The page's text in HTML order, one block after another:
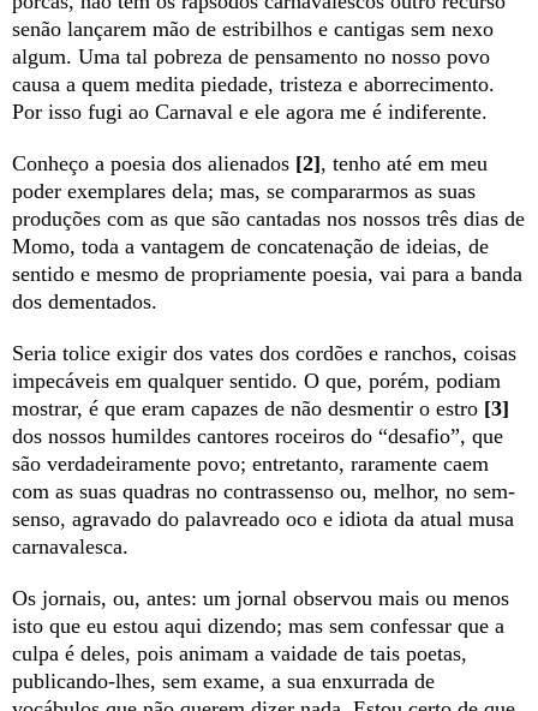
senão lançarem mão de estribilhos e cantigas sem nexo
algum. Uma tal pobreza de pensamento no nosso povo
causa a quem medita piedade, tristeza e aborrecimento.
Por isso fugi ao Carnaval e ele agora me é indiferente.
Conheço a poesia dos alienados [2], tenho até em meu
poder exemplares dela; mas, se compararmos as suas
produções com as que são cantadas nos nossos três dias de
Momo, toda a vantagem de concatenação de ideias, de
sentido e mesmo de propriamente poesia, vai para a banda
dos dementados.
Seria tolice exigir dos vates dos cordões e ranchos, coisas
impecáveis em qualquer sentido. O que, porém, podiam
mostrar, é que eram capazes de não desmentir o estro [3]
dos nossos humildes cantores roceiros do “desafio”, que
são verdadeiramente povo; entretanto, raramente caem
com as suas quadras no contrassenso ou, melhor, no sem-
senso, agravado do palavreado oco e idiota da atual musa
carnavalesca.
Os jornais, ou, antes: um jornal observou mais ou menos
isto que eu estou aqui dizendo; mas sem confessar que a
culpa é deles, pois animam a vaidade de tais poetas,
publicando-lhes, sem exame, a sua enxurrada de